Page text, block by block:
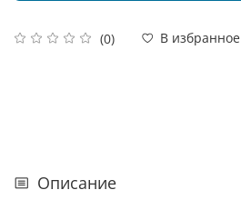
(0) В избранное
Описание